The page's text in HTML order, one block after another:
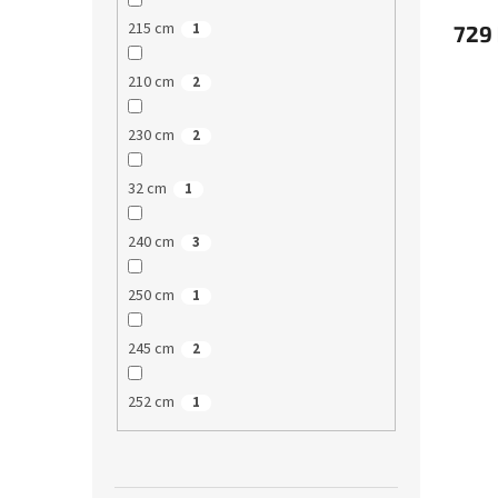
215 cm 1
210 cm 2
230 cm 2
32 cm 1
240 cm 3
250 cm 1
245 cm 2
252 cm 1
729